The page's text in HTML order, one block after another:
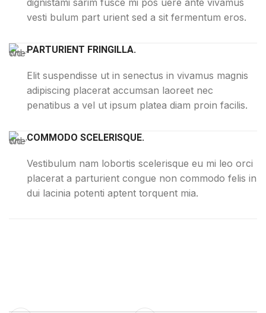
dignistami sarim fusce mi pos uere ante vivamus
vesti bulum part urient sed a sit fermentum eros.
PARTURIENT FRINGILLA.
Elit suspendisse ut in senectus in vivamus magnis
adipiscing placerat accumsan laoreet nec
penatibus a vel ut ipsum platea diam proin facilis.
COMMODO SCELERISQUE.
Vestibulum nam lobortis scelerisque eu mi leo orci
placerat a parturient congue non commodo felis in
dui lacinia potenti aptent torquent mia.